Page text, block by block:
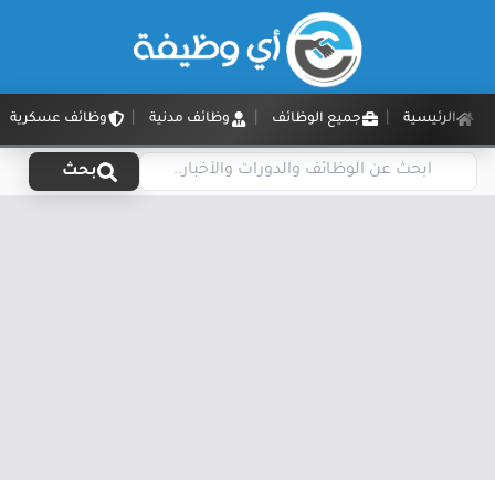
الرئيسية جميع الوظائف وظائف مدنية وظائف عسكرية
بحث